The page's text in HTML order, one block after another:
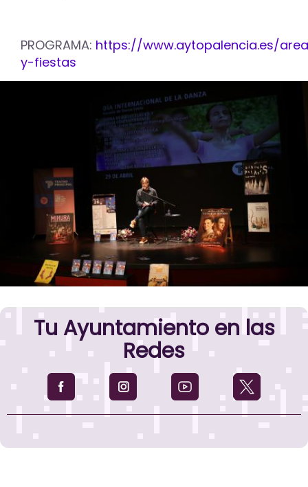
PROGRAMA: https://www.aytopalencia.es/
y-fiestas
Tu Ayuntamiento en las
Redes